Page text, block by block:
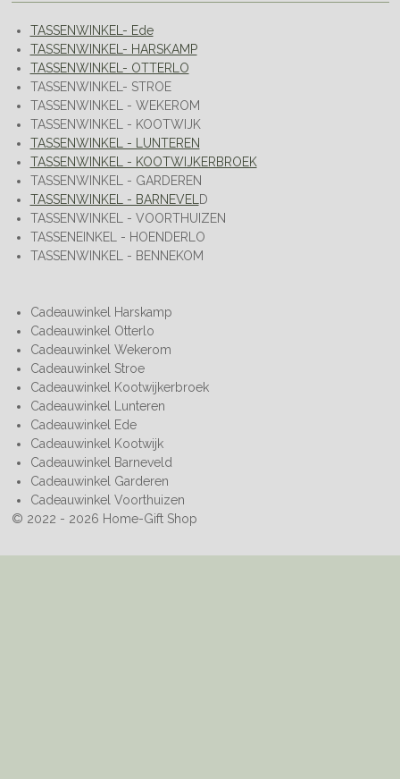
TASSENWINKEL- Ede
TASSENWINKEL- HARSKAMP
TASSENWINKEL- OTTERLO
TASSENWINKEL- STROE
TASSENWINKEL - WEKEROM
TASSENWINKEL - KOOTWIJK
TASSENWINKEL - LUNTEREN
TASSENWINKEL - KOOTWIJKERBROEK
TASSENWINKEL - GARDEREN
TASSENWINKEL - BARNEVEL
D
TASSENWINKEL - VOORTHUIZEN
TASSENEINKEL - HOENDERLO
TASSENWINKEL - BENNEKOM
Cadeauwinkel Harskamp
Cadeauwinkel Otterlo
Cadeauwinkel Wekerom
Cadeauwinkel Stroe
Cadeauwinkel Kootwijkerbroek
Cadeauwinkel Lunteren
Cadeauwinkel Ede
Cadeauwinkel Kootwijk
Cadeauwinkel Barneveld
Cadeauwinkel Garderen
Cadeauwinkel Voorthuizen
© 2022 - 2026 Home-Gift Shop